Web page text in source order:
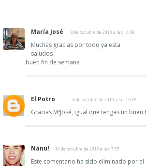
María José 8 de octubre de 2010 a las 14:09
Muchas gracias por todo ya esta.
saludos
buen fin de semana
El Potro 8 de octubre de 2010 a las 15:18
Gracias MªJosé, igual que tengas un buen
Nanu! 10 de octubre de 2010 a las 7:37
Este comentario ha sido eliminado por el